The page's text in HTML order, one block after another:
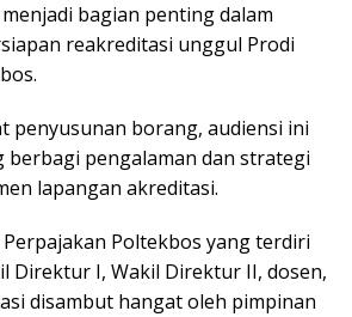
bagian penting dalam
reakreditasi unggul Prodi
penyusunan borang, audiensi ini
berbagi pengalaman dan strategi
lapangan akreditasi.
Poltekbos yang terdiri
Direktur I, Wakil Direktur II, dosen,
disambut hangat oleh pimpinan